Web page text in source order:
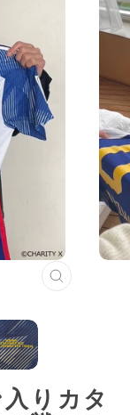
閉
りカタ